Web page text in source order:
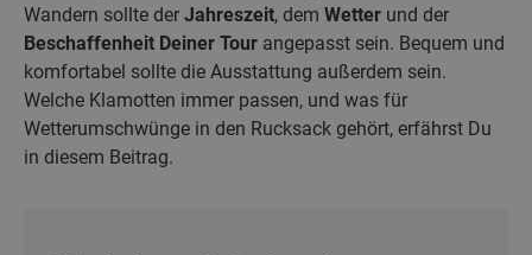
Wandern sollte der Jahreszeit, dem Wetter und der
Beschaffenheit Deiner Tour angepasst sein. Bequem und
komfortabel sollte die Ausstattung außerdem sein.
Welche Klamotten immer passen, und was für
Wetterumschwünge in den Rucksack gehört, erfährst Du
in diesem Beitrag.